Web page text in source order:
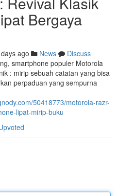
Bergaya
ago News
Discuss
smartphone populer Motorola
: mirip sebuah catatan yang bisa
perpaduan yang sempurna
50418773/motorola-razr-
lipat-mirip-buku